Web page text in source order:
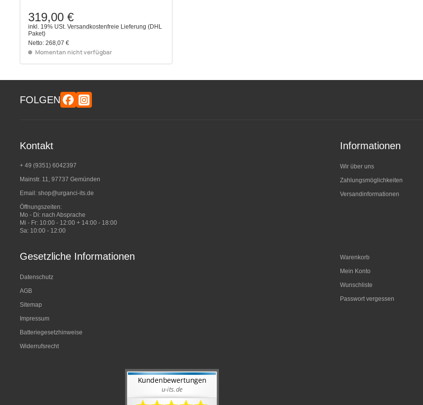
319,00 €
inkl. 19% USt. Versandkostenfreie Lieferung (DHL
Paket)
Netto: 268,07 €
Momentan nicht verfügbar
FOLGEN
Kontakt
+ 49 (9351) 6042397
Mainstr. 11, 97737 Gemünden
Email: shop@urganci-its.de
Öffnungszeiten:
Mo - Di: nach Absprache
Mi - Fr: 10:00 - 12:00 + 14:00 - 18:00
Sa: 10:00 - 12:00
Informationen
Wir über uns
Zahlungsmöglichkeiten
Versandinformationen
Gesetzliche Informationen
Datenschutz
AGB
Sitemap
Impressum
Batteriegesetzhinweise
Widerrufsrecht
Warenkorb
Mein Konto
Wunschliste
Passwort vergessen